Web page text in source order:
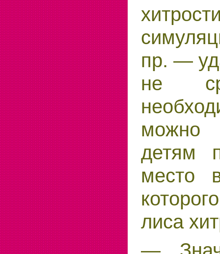
пр. —
не
можно
детям
место
лиса